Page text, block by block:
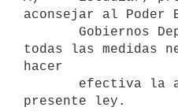
aconsejar al
todas las medidas
hacer
presente ley.